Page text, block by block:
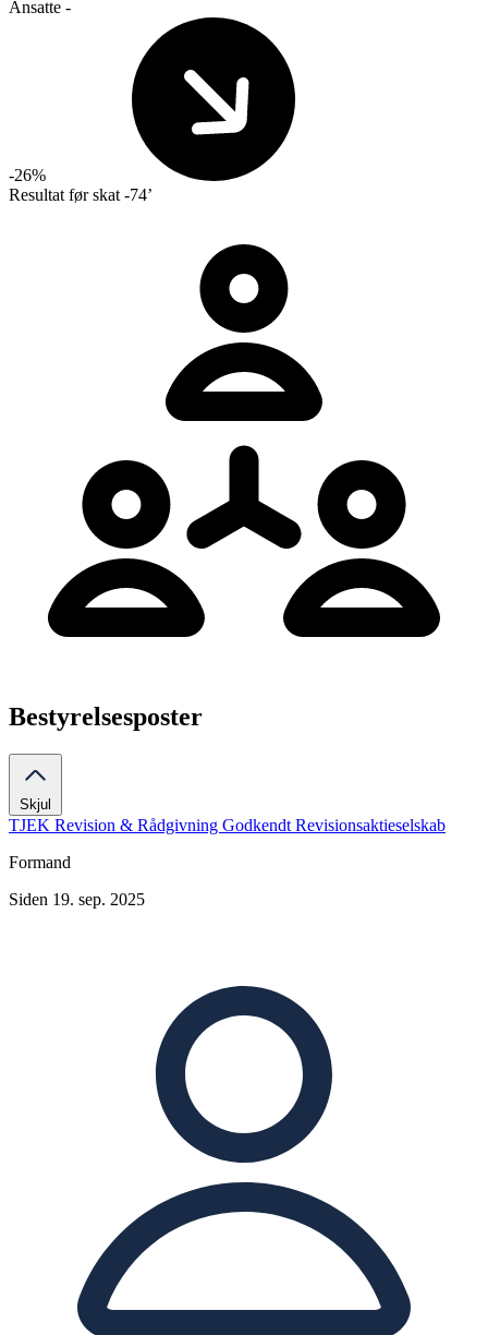
Ansatte -
-26%
Resultat før skat -74’
Bestyrelsesposter
Skjul
TJEK Revision & Rådgivning Godkendt Revisionsaktieselskab
Formand
Siden 19. sep. 2025